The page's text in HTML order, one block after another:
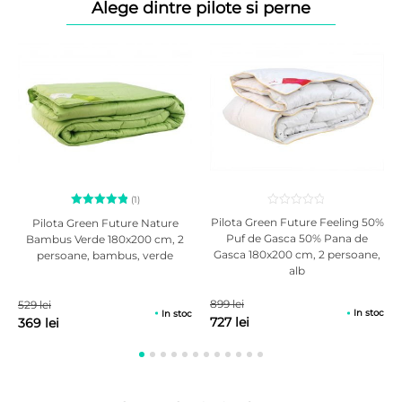
timpul zilei prin disiparea electricitatii statice. Proprietatile naturale ale
ionilor de argint, binecunoscute in medicina curenta, diminueaza
dezvoltarea microbilor si bacteriilor pe suprafata husei si asigura o
suprafata curata, antialergica pentru unui somn sanatos fara micro-
organisme.
Alege dintre pilote si perne
Evaluat la
5.00 din
5 pe baza
unei
(1)
Pilota Green Future Nature
Bambus Verde 180x200 cm, 2
persoane, bambus, verde
529 lei
369 lei
In stoc
Pilota Green Future Feeling 50%
Puf de Gasca 50% Pana de
Gasca 180x200 cm, 2 persoane,
alb
899 lei
727 lei
In stoc